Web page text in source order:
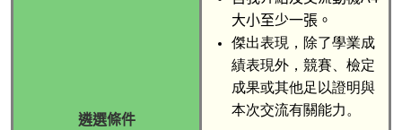
遴選條件
大小至少一張。
傑出表現，除了學業成
績表現外，競賽、檢定
成果或其他足以證明與
本次交流有關能力。